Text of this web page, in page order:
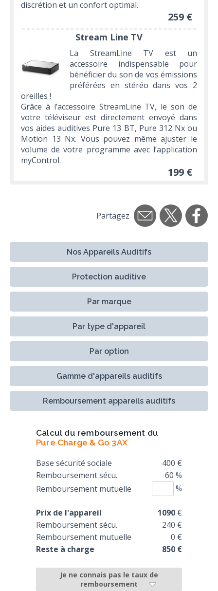
discrétion et un confort optimal.
259 €
Stream Line TV
La StreamLine TV est un
accessoire indispensable pour
bénéficier du son de vos émissions
préférées en stéréo dans vos 2
oreilles !
Grâce à l’accessoire StreamLine TV, le son de
votre téléviseur est directement envoyé dans
vos aides auditives Pure 13 BT, Pure 312 Nx ou
Motion 13 Nx. Vous pouvez même ajuster le
volume de votre programme avec l’application
myControl.
199 €
Partagez
Nos Appareils Auditifs
Protection auditive
Par marque
Par type d'appareil
Par option
Gamme d'appareils auditifs
Remboursement appareils auditifs
Calcul du remboursement du
Pure Charge & Go 3AX
Base sécurité sociale
400 €
Remboursement sécu.
60 %
Remboursement mutuelle
%
Prix de l'appareil 1090 €
Remboursement sécu.
240 €
Remboursement mutuelle
0 €
Reste à charge
850 €
Je ne connais pas le taux de
remboursement